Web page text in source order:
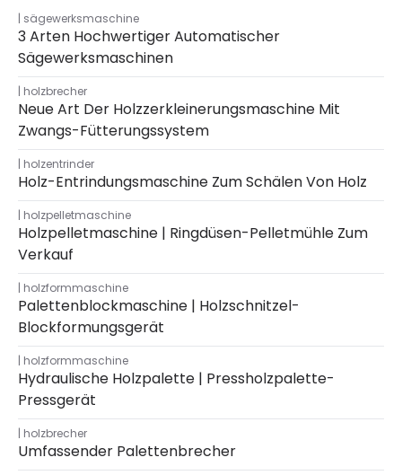
sägewerksmaschine
3 Arten Hochwertiger Automatischer
Sägewerksmaschinen
holzbrecher
Neue Art Der Holzzerkleinerungsmaschine Mit
Zwangs-Fütterungssystem
holzentrinder
Holz-Entrindungsmaschine Zum Schälen Von Holz
holzpelletmaschine
Holzpelletmaschine | Ringdüsen-Pelletmühle Zum
Verkauf
holzformmaschine
Palettenblockmaschine | Holzschnitzel-
Blockformungsgerät
holzformmaschine
Hydraulische Holzpalette | Pressholzpalette-
Pressgerät
holzbrecher
Umfassender Palettenbrecher